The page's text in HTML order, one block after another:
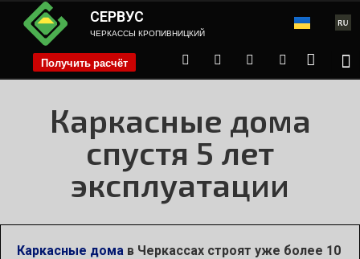
СЕРВУС
ЧЕРКАССЫ КРОПИВНИЦКИЙ
Получить расчёт phone
Каркасные дома
спустя 5 лет
эксплуатации
Каркасные дома в Черкассах строят уже более 10